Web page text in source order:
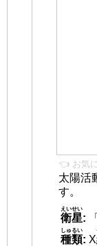
👈 お気
太陽活
す。
衛星
えいせい
:
種類
しゅるい
: X